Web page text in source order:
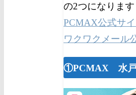
の2つになります
PCMAX公式サ
ワクワクメール
①PCMAX 水戸